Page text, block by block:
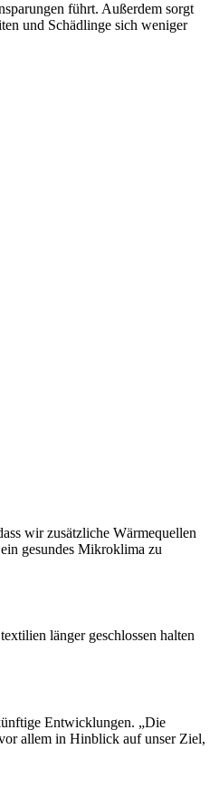
führt. Außerdem sorgt
und Schädlinge sich weniger
wir zusätzliche Wärmequellen
gesundes Mikroklima zu
länger geschlossen halten
Entwicklungen. „Die
allem in Hinblick auf unser Ziel,